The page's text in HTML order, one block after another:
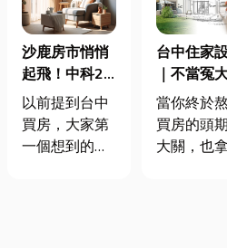
沙鹿房市悄悄
起飛！中科2
期＋台積電效
應發酵，現在
很多人開始看
以前提到台中
買房，大家第
一個想到的大
台中住家
｜不當冤
頭！教你
該如何聰
潢！
當你終於
買房的頭
大關，也